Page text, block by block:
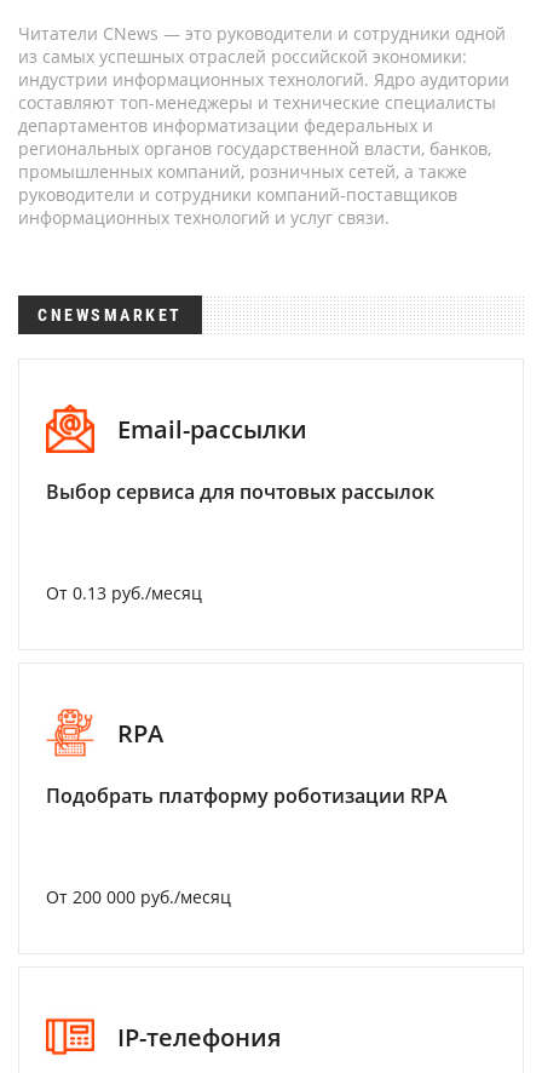
Читатели CNews — это руководители и сотрудники одной
из самых успешных отраслей российской экономики:
индустрии информационных технологий. Ядро аудитории
составляют топ-менеджеры и технические специалисты
департаментов информатизации федеральных и
региональных органов государственной власти, банков,
промышленных компаний, розничных сетей, а также
руководители и сотрудники компаний-поставщиков
информационных технологий и услуг связи.
CNEWSMARKET
Email-рассылки
Выбор сервиса для почтовых рассылок
От 0.13 руб./месяц
RPA
Подобрать платформу роботизации RPA
От 200 000 руб./месяц
IP-телефония